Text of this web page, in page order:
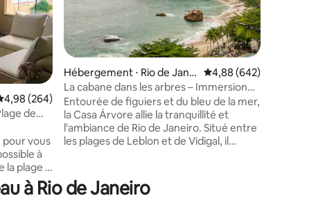
: 4,99 sur 5
moyenne sur la base de 264 commentaires : 4,98 sur 5
4,98 (264)
de
vous
à
la plage la
l'océan :
Hébergement ⋅ Rio de Janei
ro
Évaluation moyenne
4,88 (642)
La cabane dans les arbres – Immersion
dans la nature de Rio
Entourée de figuiers et du bleu de la mer,
la Casa Árvore allie la tranquillité et
l'ambiance de Rio de Janeiro. Situé entre
les plages de Leblon et de Vidigal, il
front de mer du Leblon, avec de
charmantes rues, des bars et des
à Rio de Janeiro